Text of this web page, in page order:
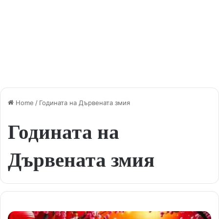
Home / Годината на Дървената змия
Годината на
Дървената змия